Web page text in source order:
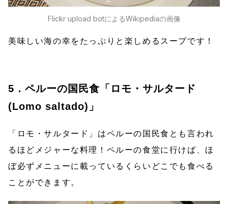
Flickr upload botによるWikipediaの画像
美味しい海の幸をたっぷりと楽しめるスープです！
5．ペルーの国民食「ロモ・サルタード
(Lomo saltado)」
「ロモ・サルタード」はペルーの国民食とも言われ
るほどメジャーな料理！ペルーの食堂に行けば、ほ
ぼ必ずメニューに載っているくらいどこでも食べる
ことができます。